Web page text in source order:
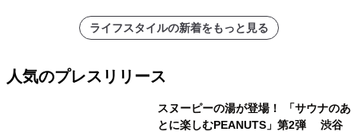
ライフスタイルの新着をもっと見る
人気のプレスリリース
スヌーピーの湯が登場！ 「サウナのあ
とに楽しむPEANUTS」第2弾 渋谷